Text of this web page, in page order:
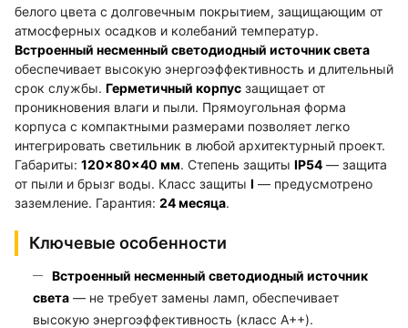
белого цвета с долговечным покрытием, защищающим от
атмосферных осадков и колебаний температур.
Встроенный несменный светодиодный источник света
обеспечивает высокую энергоэффективность и длительный
срок службы. Герметичный корпус защищает от
проникновения влаги и пыли. Прямоугольная форма
корпуса с компактными размерами позволяет легко
интегрировать светильник в любой архитектурный проект.
Габариты: 120×80×40 мм. Степень защиты IP54 — защита
от пыли и брызг воды. Класс защиты I — предусмотрено
заземление. Гарантия: 24 месяца.
Ключевые особенности
Встроенный несменный светодиодный источник
света — не требует замены ламп, обеспечивает
высокую энергоэффективность (класс A++).